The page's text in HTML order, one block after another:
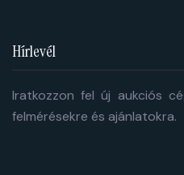
Hírlevél
Iratkozzon fel új aukciós
felmérésekre és ajánlatokra.